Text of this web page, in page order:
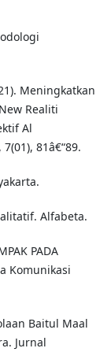
Meningkatkan
Realiti
Al
81â€“89.
Alfabeta.
PADA
Komunikasi
Baitul Maal
Jurnal